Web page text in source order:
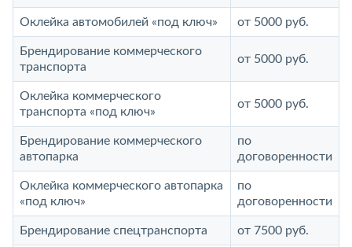
Оклейка автомобилей «под ключ» от 5000 руб.
Брендирование коммерческого
транспорта
от 5000 руб.
Оклейка коммерческого
транспорта «под ключ»
от 5000 руб.
Брендирование коммерческого
автопарка
по
договоренности
Оклейка коммерческого автопарка
«под ключ»
по
договоренности
Брендирование спецтранспорта от 7500 руб.